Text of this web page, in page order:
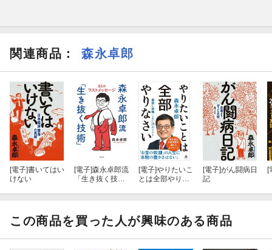
関連商品 ： 森永卓郎
[電子]書いてはい
けない
[電子]森永卓郎流
「生き抜く技
[電子]やりたいこ
とは全部やりな
[電子]がん闘病日
記
[
この商品を買った人が興味のある商品